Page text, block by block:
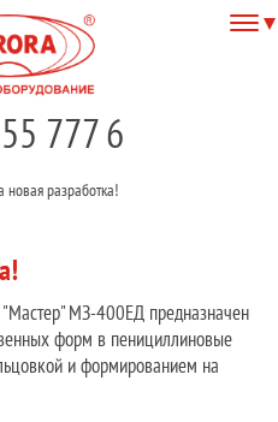
777 6
новая разработка!
МЗ-400ЕД предназначен
форм в пенициллиновые
и формированием на